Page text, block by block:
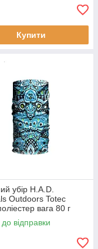
Купити
убір H.A.D.
Outdoors Totec
вага 80 г
34 х 19 см
Oeko-Tex®
відправки